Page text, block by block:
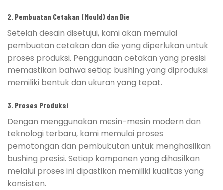
2. Pembuatan Cetakan (Mould) dan Die
Setelah desain disetujui, kami akan memulai
pembuatan cetakan dan die yang diperlukan untuk
proses produksi. Penggunaan cetakan yang presisi
memastikan bahwa setiap bushing yang diproduksi
memiliki bentuk dan ukuran yang tepat.
3. Proses Produksi
Dengan menggunakan mesin-mesin modern dan
teknologi terbaru, kami memulai proses
pemotongan dan pembubutan untuk menghasilkan
bushing presisi. Setiap komponen yang dihasilkan
melalui proses ini dipastikan memiliki kualitas yang
konsisten.